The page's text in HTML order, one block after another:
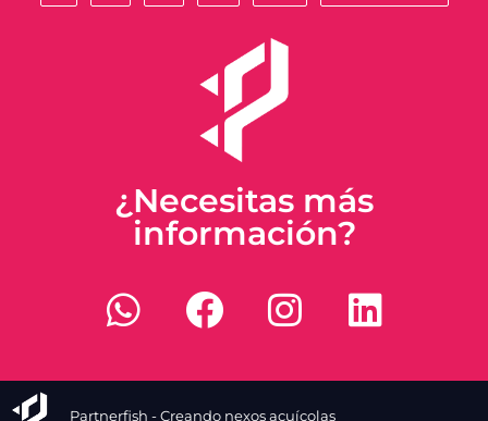
¿Necesitas más
información?
Partnerfish - Creando nexos acuícolas